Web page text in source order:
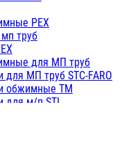
ПП белые
ПП белые
ППс металл.белые
RT
водопровод белые
водопровод серые
PEX
труб
для МП труб
для МП труб STC-FARO
обжимные ТМ
для м/п STI
для МП труб TITAN